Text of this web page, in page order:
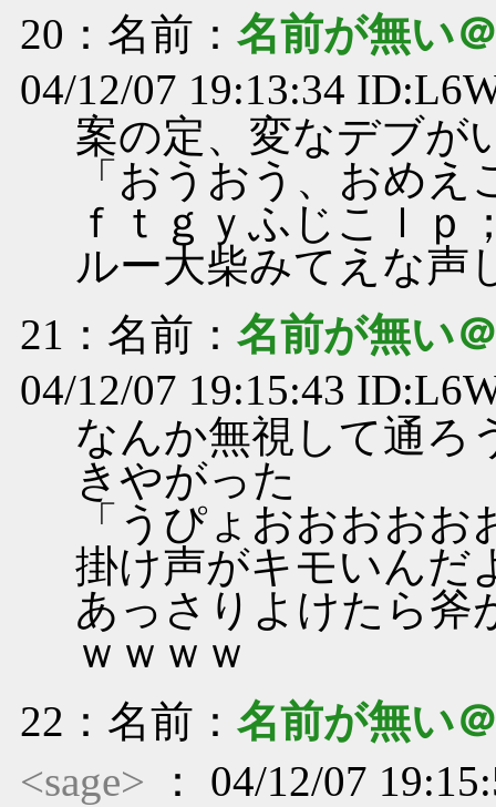
20 ：名前： 名前が無い
04/12/07 19:13:34
案の定、変なデブが
「おうおう、おめ
ｆｔｇｙふじこｌｐ
ルー大柴みてえな声
21 ：名前： 名前が無い
04/12/07 19:15:43
なんか無視して通ろ
きやがった
「うぴょおおおお
掛け声がキモいんだ
あっさりよけたら斧
ｗｗｗｗ
22 ：名前： 名前が無い
<sage>
： 04/12/07